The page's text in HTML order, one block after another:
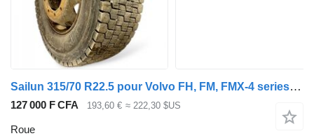
Sailun 315/70 R22.5 pour Volvo FH, FM, FMX-4 series (2013-)
127 000 F CFA 193,60 € ≈ 222,30 $US
Roue